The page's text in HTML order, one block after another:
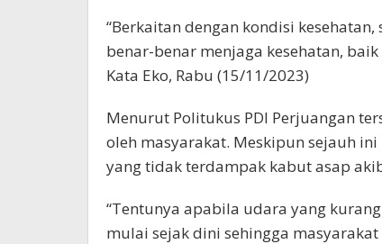
“Berkaitan dengan kondisi
benar-benar menjaga kesehatan,
Kata Eko, Rabu (15/11/2023)
Menurut Politukus PDI Perjuangan
oleh masyarakat. Meskipun sejauh
yang tidak terdampak kabut asap
“Tentunya apabila udara yang
mulai sejak dini sehingga